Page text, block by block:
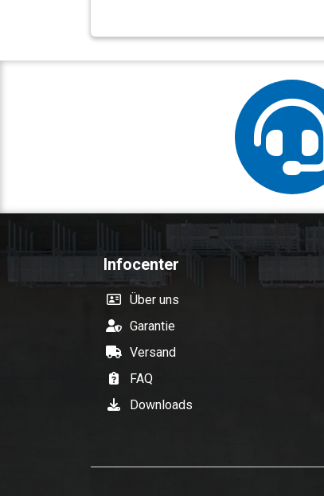
Infocenter
Über uns
Garantie
Versand
FAQ
Downloads